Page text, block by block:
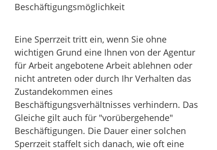
Beschäftigungsmöglichkeit
Eine Sperrzeit tritt ein, wenn Sie ohne
wichtigen Grund eine Ihnen von der Agentur
für Arbeit angebotene Arbeit ablehnen oder
nicht antreten oder durch Ihr Verhalten das
Zustandekommen eines
Beschäftigungsverhältnisses verhindern. Das
Gleiche gilt auch für "vorübergehende"
Beschäftigungen. Die Dauer einer solchen
Sperrzeit staffelt sich danach, wie oft eine